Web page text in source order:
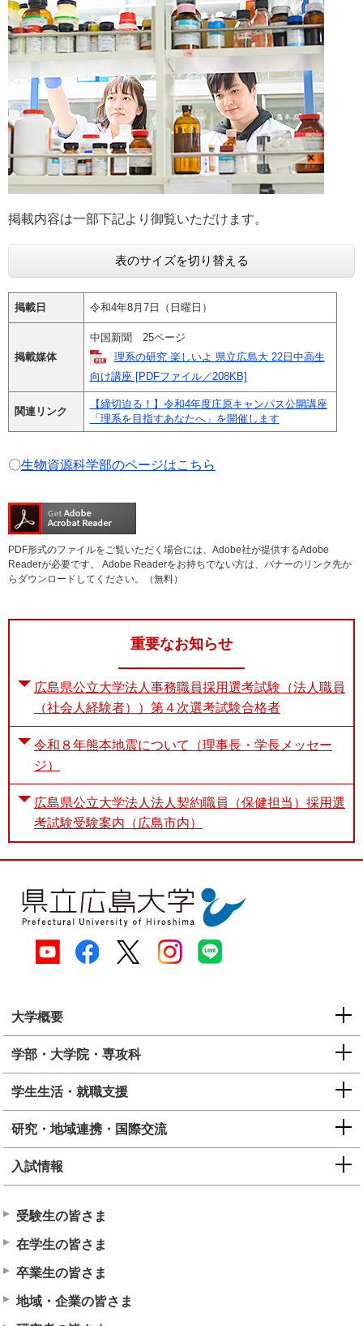
掲載内容は一部下記より御覧いただけます。
表のサイズを切り替える
掲載日 令和4年8月7日（日曜日）
掲載媒体
中国新聞 25ページ
理系の研究 楽しいよ 県立広島大 22日中高生
向け講座 [PDFファイル／208KB]
関連リンク
【締切迫る！】令和4年度庄原キャンパス公開講座
「理系を目指すあなたへ」を開催します
〇生物資源科学部のページはこちら
PDF形式のファイルをご覧いただく場合には、Adobe社が提供するAdobe
Readerが必要です。
Adobe Readerをお持ちでない方は、バナーのリンク先か
らダウンロードしてください。（無料）
重要なお知らせ
広島県公立大学法人事務職員採用選考試験（法人職員
（社会人経験者））第４次選考試験合格者
令和８年熊本地震について（理事長・学長メッセー
ジ）
広島県公立大学法人法人契約職員（保健担当）採用選
考試験受験案内（広島市内）
大学概要
学部・大学院・専攻科
学生生活・就職支援
研究・地域連携・国際交流
入試情報
受験生の皆さま
在学生の皆さま
卒業生の皆さま
地域・企業の皆さま